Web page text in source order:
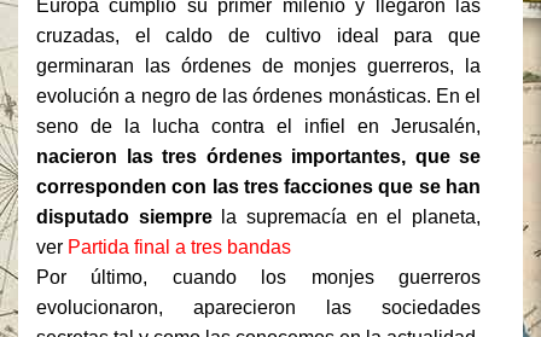
Europa cumplió su primer milenio y llegaron las
cruzadas, el caldo de cultivo ideal para que
germinaran las órdenes de monjes guerreros, la
evolución a negro de las órdenes monásticas. En el
seno de la lucha contra el infiel en Jerusalén,
nacieron las tres órdenes importantes, que se
corresponden con las tres facciones que se han
disputado siemprela supremacía en el planeta,
ver Partida final a tres bandas
Por último, cuando los monjes guerreros
evolucionaron, aparecieron las sociedades